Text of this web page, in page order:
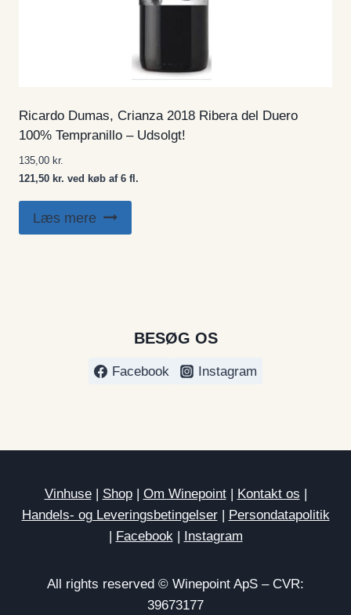
Ricardo Dumas, Crianza 2018 Ribera del Duero
100% Tempranillo – Udsolgt!
135,00 kr.
121,50 kr. ved køb af 6 fl.
Læs mere
BESØG OS
Facebook Instagram
Vinhuse| Shop| Om Winepoint| Kontakt os |
Handels- og Leveringsbetingelser| Persondatapolitik
| Facebook| Instagram
All rights reserved © Winepoint ApS – CVR:
39673177